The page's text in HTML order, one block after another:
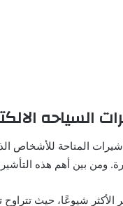
السياحه
المتاحة للأشخاص
ومن بين أهم هذه
شيوعًا، حيث تتراوح تكلفتها بين